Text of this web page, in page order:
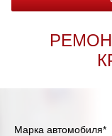
Марка автомобиля*